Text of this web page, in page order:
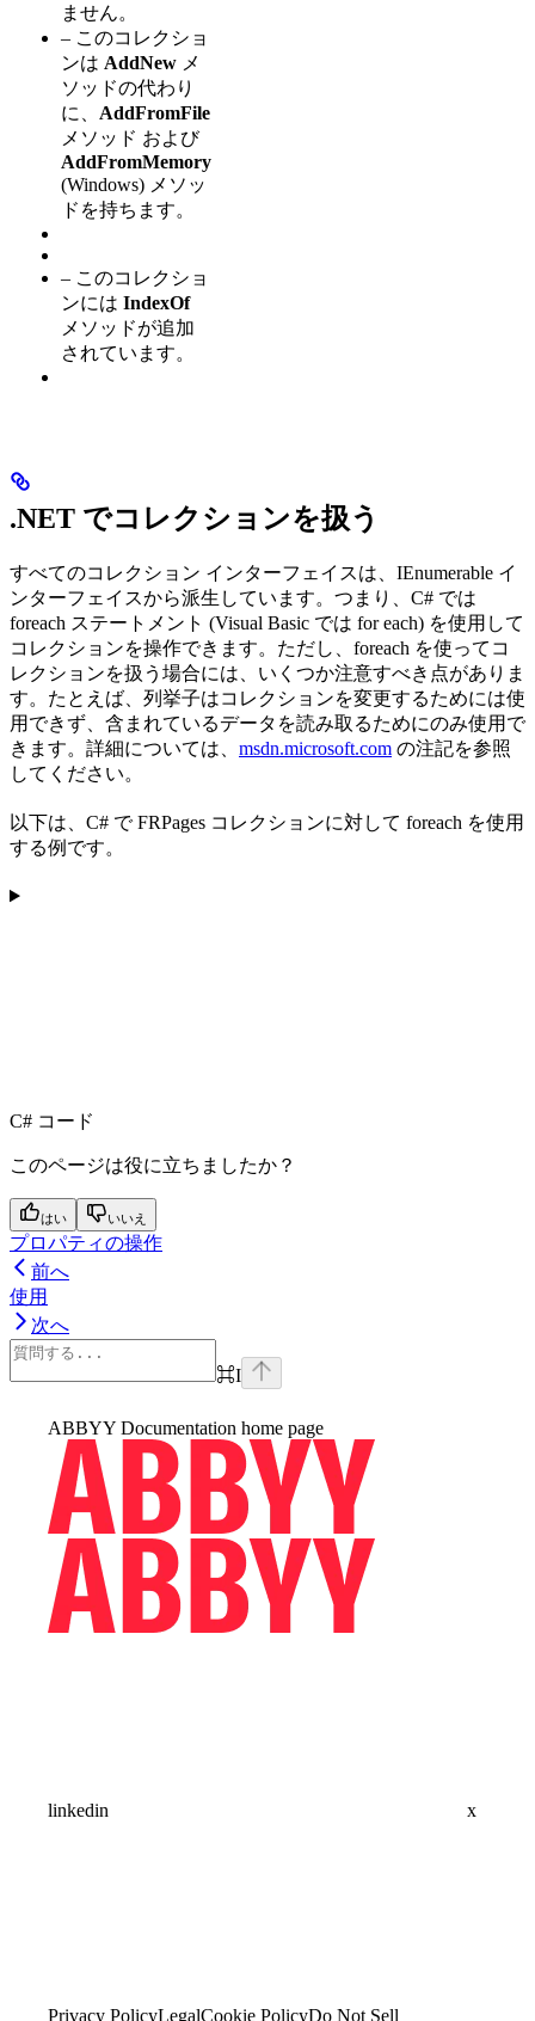
ません。
– このコレクショ
ンは AddNew メ
ソッドの代わり
に、 AddFromFile
メソッド および
AddFromMemory
(Windows) メソッ
ドを持ちます。
– このコレクショ
ンには IndexOf
メソッドが追加
されています。
.NET でコレクションを扱う
すべてのコレクション インターフェイスは、IEnumerable イ
ンターフェイスから派生しています。つまり、C# では
foreach ステートメント (Visual Basic では for each) を使用して
コレクションを操作できます。ただし、foreach を使ってコ
レクションを扱う場合には、いくつか注意すべき点がありま
す。たとえば、列挙子はコレクションを変更するためには使
用できず、含まれているデータを読み取るためにのみ使用で
きます。詳細については、 msdn.microsoft.com の注記を参照
してください。
以下は、C# で FRPages コレクションに対して foreach を使用
する例です。
C# コード
このページは役に立ちましたか？
はい いいえ
プロパティの操作
前へ
使用
次へ
⌘I
ABBYY Documentation home page
linkedin x
Privacy PolicyLegalCookie PolicyDo Not Sell